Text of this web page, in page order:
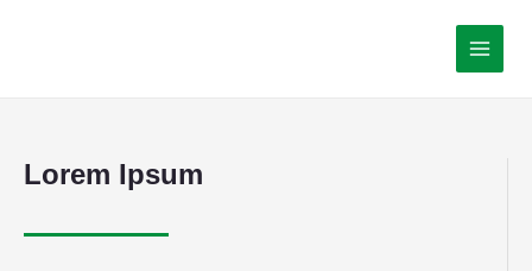
Lorem Ipsum